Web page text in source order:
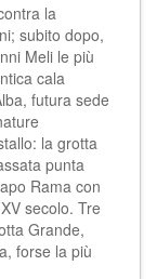
la
subito dopo,
Meli le più
cala
futura sede
la grotta
punta
Rama con
secolo. Tre
Grande,
forse la più